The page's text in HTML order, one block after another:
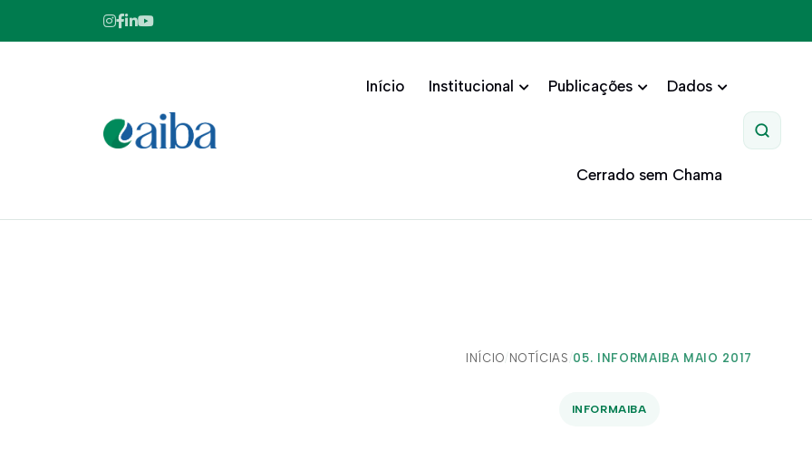
Início Institucional Publicações Dados
Cerrado sem Chama
INÍCIO/ NOTÍCIAS /05. INFORMAIBA MAIO 2017
INFORMAIBA